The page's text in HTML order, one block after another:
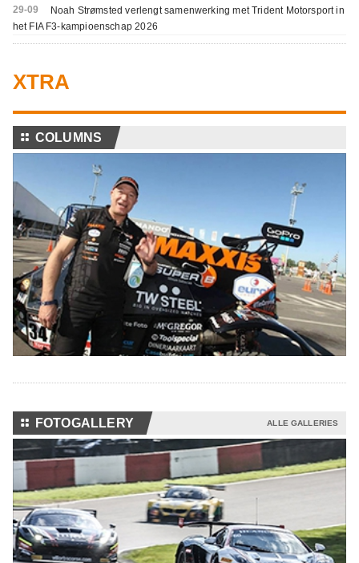
29-09
Noah Strømsted verlengt samenwerking met Trident Motorsport in
het FIA F3-kampioenschap 2026
XTRA
⚏ COLUMNS
⚏ FOTOGALLERY ALLE GALLERIES